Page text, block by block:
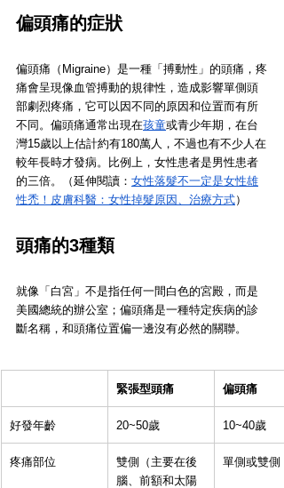
偏頭痛的症狀
偏頭痛（Migraine）是一種「搏動性」的頭痛，疼
痛會呈現像血管搏動的規律性，造成影響單側頭
部劇烈疼痛，它可以因不同的原因和位置而有所
不同。偏頭痛通常出現在孩童或青少年期，在台
灣15歲以上估計約有180萬人，不過也有不少人在
較年長時才發病。比例上，女性患者是男性患者
的三倍。（延伸閱讀： 女性落髮不一定是女性雄
性禿！皮膚科醫：女性掉髮原因、治療方式）
頭痛的3種類
就像「白宮」不是指任何一間白色的宮殿，而是
美國總統的辦公室；偏頭痛是一種特定疾病的診
斷名稱，和頭痛位置偏一邊沒有必然的關聯。
緊張型頭痛 偏頭痛
好發年齡 20~50歲 10~40歲
疼痛部位
雙側（主要在後
腦、前額和太陽
單側或雙側